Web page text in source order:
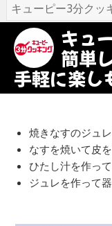
キュ
簡単
手軽に楽し
焼きなすのジュ
なすを焼いて皮
ひたし汁を作っ
ジュレを作って